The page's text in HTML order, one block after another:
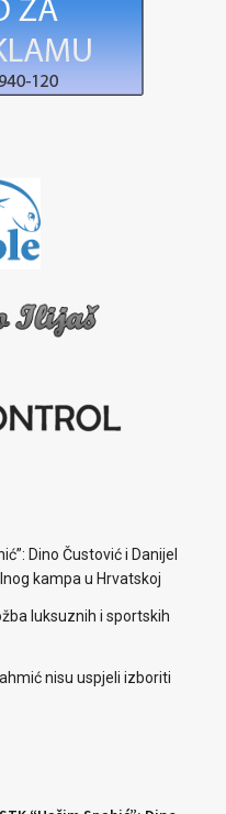
Dino Čustović i Danijel
kampa u Hrvatskoj
luksuznih i sportskih
nisu uspjeli izboriti